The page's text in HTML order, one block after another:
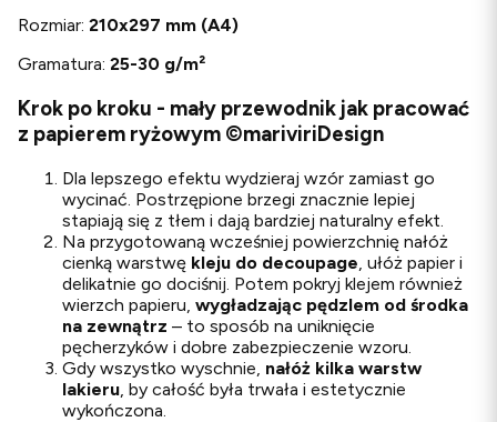
Rozmiar: 210x297 mm (A4)
Gramatura: 25-30 g/m²
Krok po kroku - mały przewodnik jak pracować
z papierem ryżowym ©mariviriDesign
Dla lepszego efektu wydzieraj wzór zamiast go
wycinać. Postrzępione brzegi znacznie lepiej
stapiają się z tłem i dają bardziej naturalny efekt.
Na przygotowaną wcześniej powierzchnię nałóż
cienką warstwę kleju do decoupage , ułóż papier i
delikatnie go dociśnij. Potem pokryj klejem również
wierzch papieru, wygładzając pędzlem od środka
na zewnątrz – to sposób na uniknięcie
pęcherzyków i dobre zabezpieczenie wzoru.
Gdy wszystko wyschnie, nałóż kilka warstw
lakieru , by całość była trwała i estetycznie
wykończona.